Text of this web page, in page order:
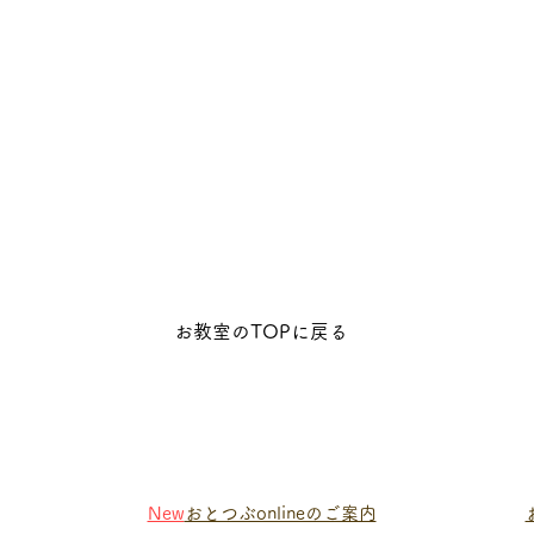
お教室のTOPに戻る
New おとつぶonlineのご案内